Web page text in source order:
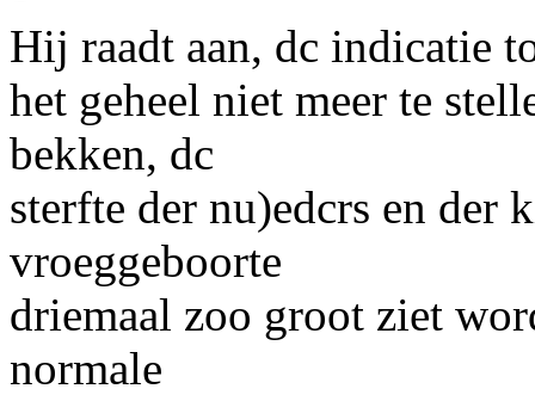
Hij raadt aan, dc indicatie
het geheel niet meer te
bekken, dc
sterfte der nu)edcrs en der
vroeggeboorte
driemaal zoo groot ziet
normale